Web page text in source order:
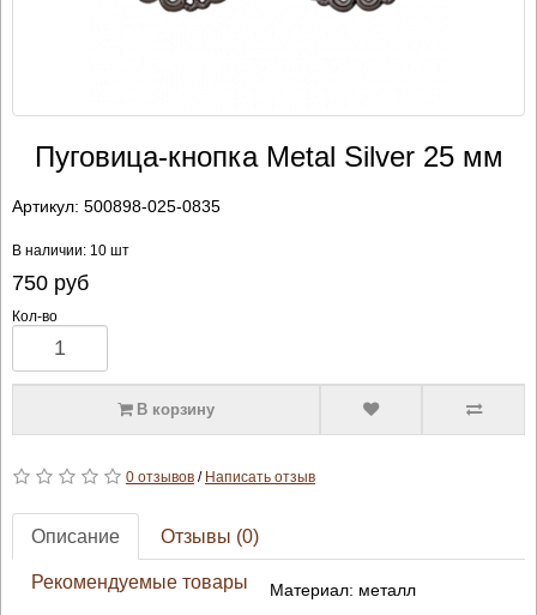
Пуговица-кнопка Metal Silver 25 мм
Артикул: 500898-025-0835
В наличии: 10 шт
750руб
Кол-во
В корзину
0 отзывов/ Написать отзыв
Описание Отзывы (0)
Рекомендуемые товары Материал: металл